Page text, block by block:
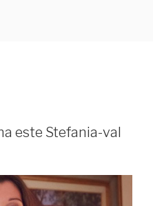
este Stefania-val